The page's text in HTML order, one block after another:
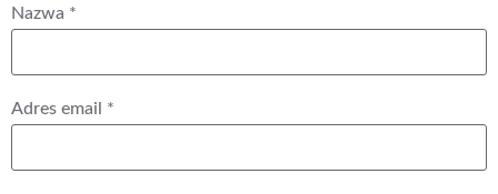
Nazwa *
Adres email *